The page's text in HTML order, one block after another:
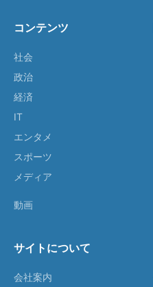
コンテンツ
社会
政治
経済
IT
エンタメ
スポーツ
メディア
動画
サイトについて
会社案内